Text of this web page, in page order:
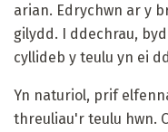
arian. Edrychwn ar y
gilydd. I ddechrau,
cyllideb y teulu yn ei
Yn naturiol, prif
threuliau'r teulu hwn.